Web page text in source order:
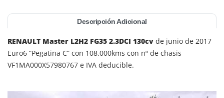
Descripción Adicional
RENAULT Master L2H2 FG35 2.3DCI 130cv de junio de 2017
Euro6 “Pegatina C” con 108.000kms con nº de chasis
VF1MA000X57980767 e IVA deducible.